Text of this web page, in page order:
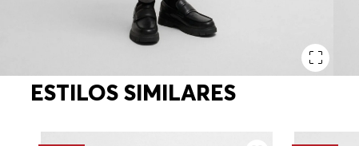
ESTILOS SIMILARES